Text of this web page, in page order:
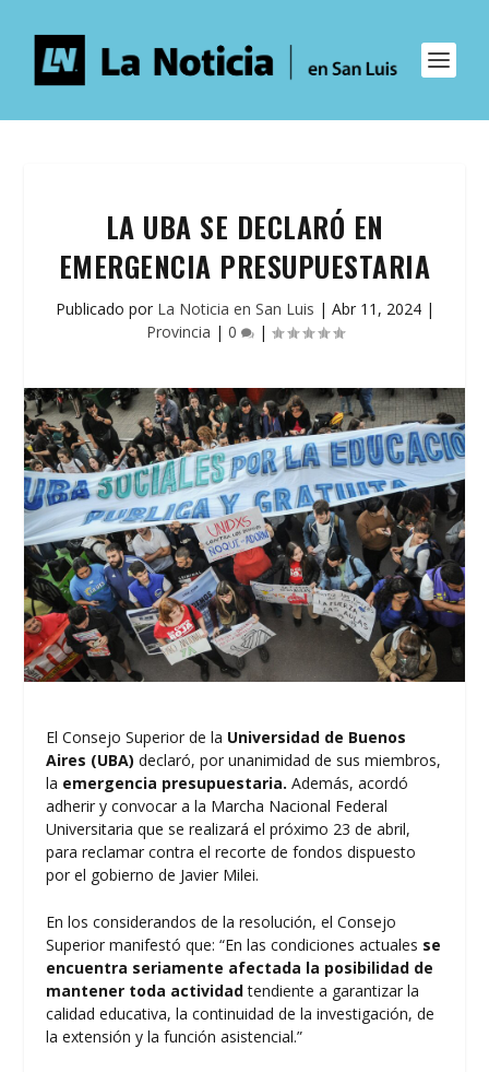
LA UBA SE DECLARÓ EN
EMERGENCIA PRESUPUESTARIA
Publicado por La Noticia en San Luis | Abr 11, 2024|
Provincia | 0 |
El Consejo Superior de la Universidad de Buenos
Aires (UBA) declaró, por unanimidad de sus miembros,
la emergencia presupuestaria. Además, acordó
adherir y convocar a la Marcha Nacional Federal
Universitaria que se realizará el próximo 23 de abril,
para reclamar contra el recorte de fondos dispuesto
por el gobierno de Javier Milei.
En los considerandos de la resolución, el Consejo
Superior manifestó que: “En las condiciones actuales se
encuentra seriamente afectada la posibilidad de
mantener toda actividadtendiente a garantizar la
calidad educativa, la continuidad de la investigación, de
la extensión y la función asistencial.”